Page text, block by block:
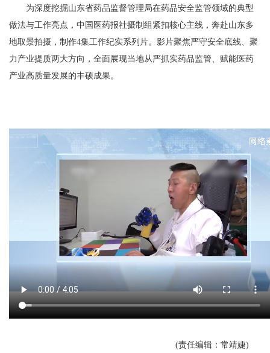
为深度挖掘山东省药品监督管理局在药品安全监管领域的典型
做法与工作亮点，中国医药报社摄制组紧扣核心主线，奔赴山东多
地取景拍摄，制作4集工作纪实系列片。影片聚焦严守安全底线、聚
力产业提质两大方向，全面展现当地从严抓实药品监管、赋能医药
产业高质量发展的丰硕成果。
(责任编辑：常靖婕)